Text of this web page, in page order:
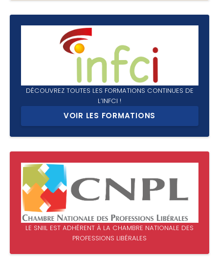
DÉCOUVREZ TOUTES LES FORMATIONS CONTINUES DE
L’INFCI !
VOIR LES FORMATIONS
LE SNIIL EST ADHÉRENT À LA CHAMBRE NATIONALE DES
PROFESSIONS LIBÉRALES